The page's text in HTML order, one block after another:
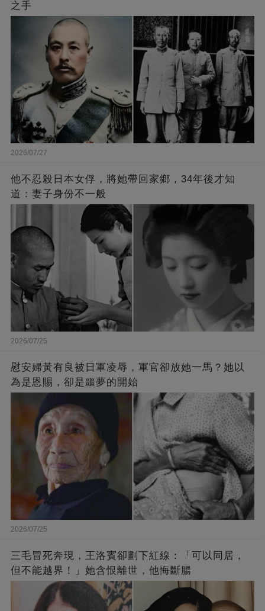
之手
2026/07/27
他不忍殺日本女俘，將她帶回家鄉，34年後才知
道：妻子身份不一般
2026/07/25
慰安婦黃有良被日軍凌辱，軍官卻放她一馬？她以
為是恩賜，卻是噩夢的開始
2026/07/25
三毛冒死奔現，王洛賓卻劃下紅線：「可以同居，
但不能越界！」她含恨離世，他悔斷腸